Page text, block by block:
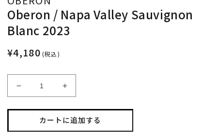
Oberon / Napa Valley Sauvignon
Blanc 2023
¥4,180 (税込)
Oberon
/
Napa
Valley
Sauvignon
Oberon
/
Napa
Valley
Sauvignon
カートに追加する